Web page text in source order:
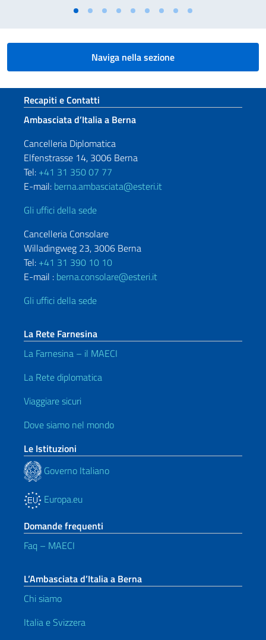
Naviga nella sezione
Sezione footer
Recapiti e Contatti
Ambasciata d’Italia a Berna
Cancelleria Diplomatica
Elfenstrasse 14, 3006 Berna
Tel: +41 31 350 07 77
E-mail: berna.ambasciata@esteri.it
Gli uffici della sede
Cancelleria Consolare
Willadingweg 23, 3006 Berna
Tel: +41 31 390 10 10
E-mail : berna.consolare@esteri.it
Gli uffici della sede
La Rete Farnesina
La Farnesina – il MAECI
La Rete diplomatica
Viaggiare sicuri
Dove siamo nel mondo
Le Istituzioni
Governo Italiano
Europa.eu
Domande frequenti
Faq – MAECI
L’Ambasciata d’Italia a Berna
Chi siamo
Italia e Svizzera